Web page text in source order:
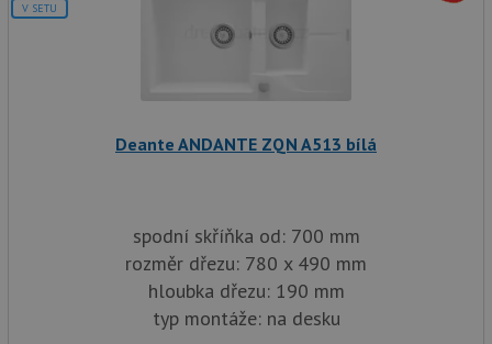
V SETU
Deante ANDANTE ZQN A513 bílá
spodní skříňka od: 700 mm
rozměr dřezu: 780 x 490 mm
hloubka dřezu: 190 mm
typ montáže: na desku